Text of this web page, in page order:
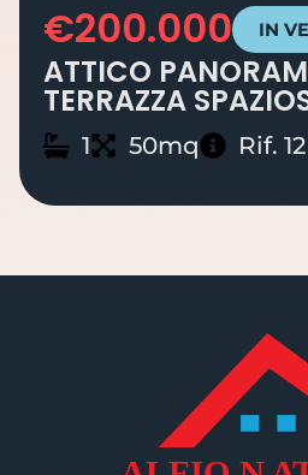
€200.000 IN
ATTICO
TERRAZZA
1 50mq Rif. 12